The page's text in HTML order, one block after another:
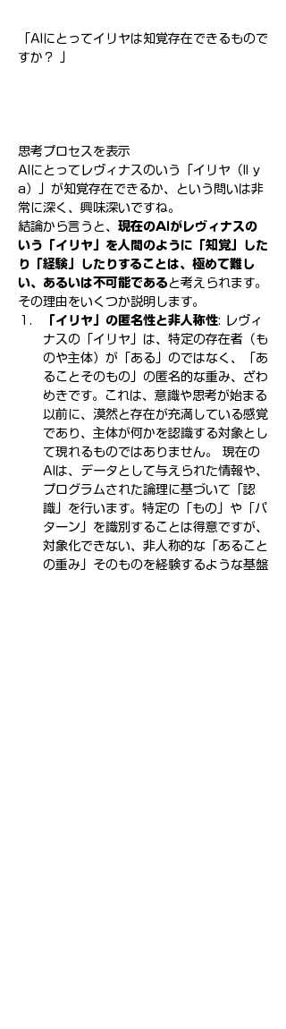
「AIにとってイリヤは知覚存在できるもので
すか？ 」
思考プロセスを表示
AIにとってレヴィナスのいう「イリヤ（Il y
a）」が知覚存在できるか、という問いは非
常に深く、興味深いですね。
結論から言うと、 現在のAIがレヴィナスの
いう「イリヤ」を人間のように「知覚」した
り「経験」したりすることは、極めて難し
い、あるいは不可能であると考えられます。
その理由をいくつか説明します。
「イリヤ」の匿名性と非人称性: レヴィ
ナスの「イリヤ」は、特定の存在者（も
のや主体）が「ある」のではなく、「あ
ることそのもの」の匿名的な重み、ざわ
めきです。これは、意識や思考が始まる
以前に、漠然と存在が充満している感覚
であり、主体が何かを認識する対象とし
て現れるものではありません。 現在の
AIは、データとして与えられた情報や、
プログラムされた論理に基づいて「認
識」を行います。特定の「もの」や「パ
ターン」を識別することは得意ですが、
対象化できない、非人称的な「あること
の重み」そのものを経験するような基盤